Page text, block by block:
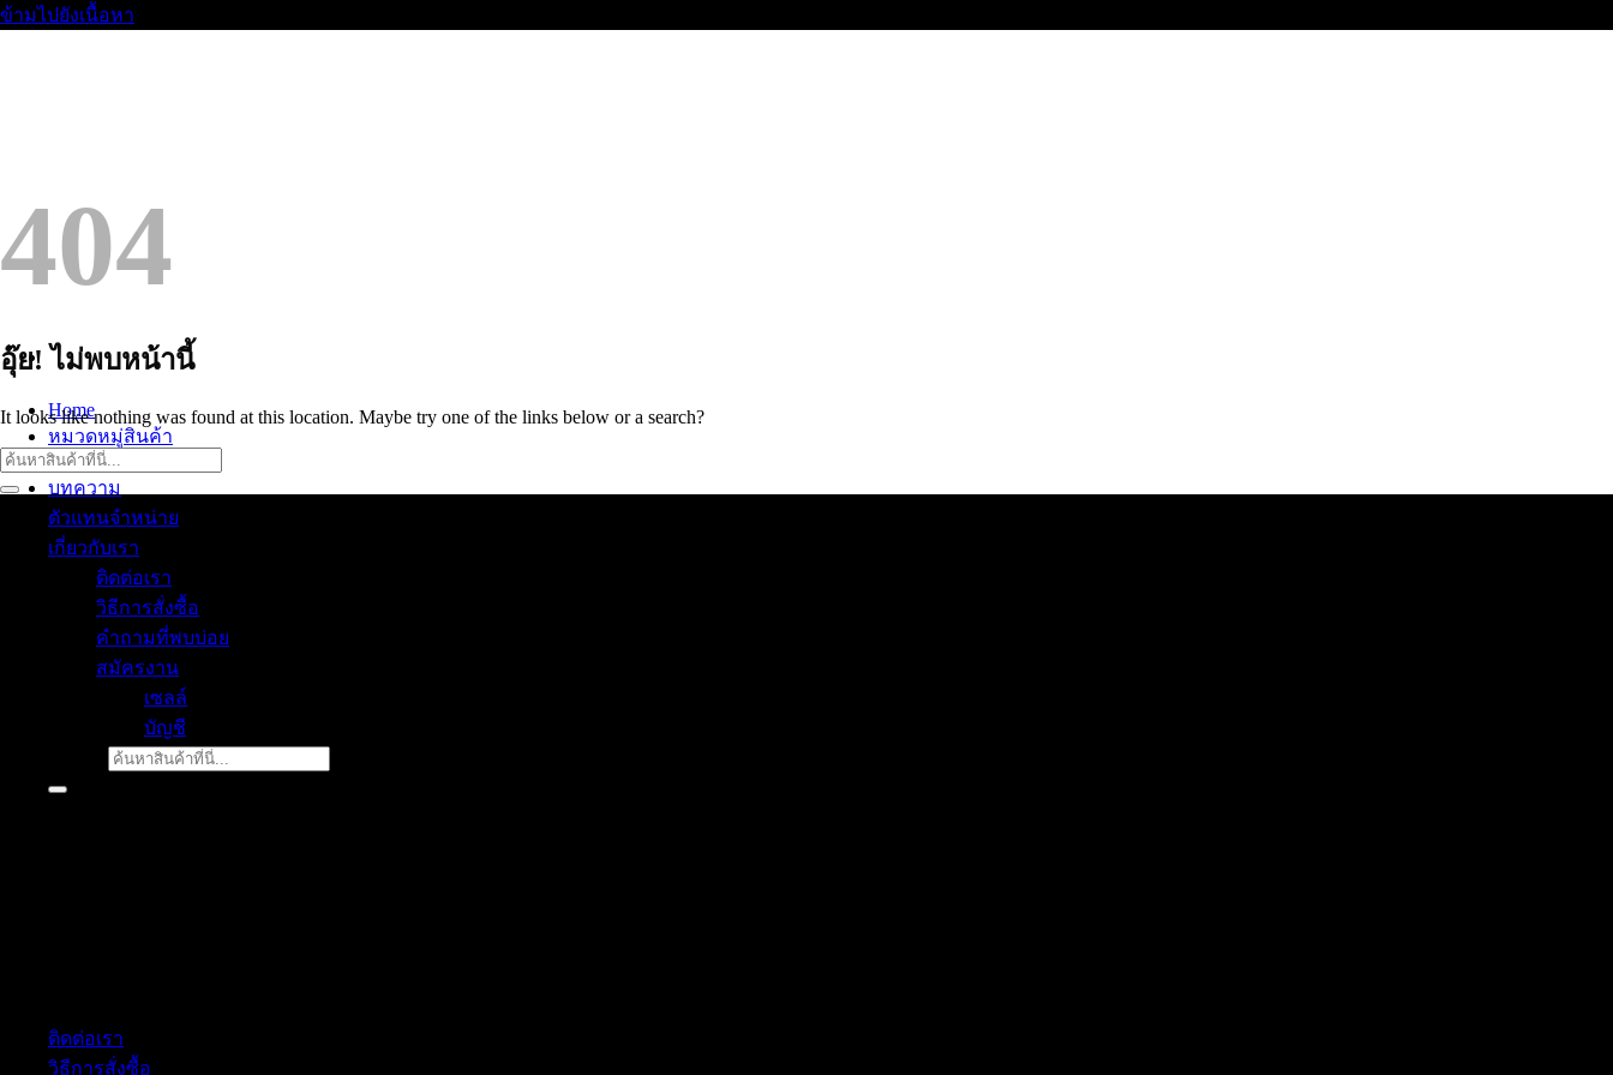
ข้ามไปยังเนื้อหา
Home
หมวดหมู่สินค้า
Cattalog
บทความ
ตัวแทนจำหน่าย
เกี่ยวกับเรา
ติดต่อเรา
วิธีการสั่งซื้อ
คำถามที่พบบ่อย
สมัครงาน
เซลล์
บัญชี
404
อุ๊ย! ไม่พบหน้านี้
It looks like nothing was found at this location. Maybe try one of the links below or a search?
ติดต่อเรา
วิธีการสั่งซื้อ